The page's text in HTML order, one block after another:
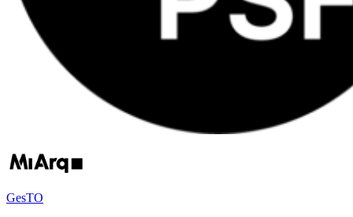
GesTO